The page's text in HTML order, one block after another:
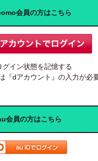
会員の方はこちら
グイン状態を記憶する
『dアカウント』の入力が必
会員の方はこちら